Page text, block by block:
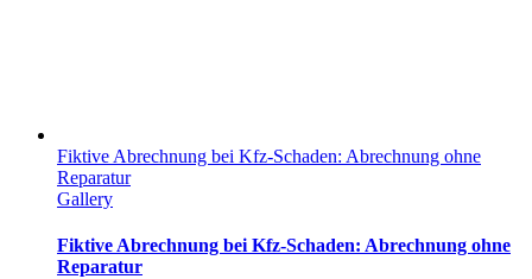
Fiktive Abrechnung bei Kfz-Schaden: Abrechnung ohne
Reparatur
Gallery
Fiktive Abrechnung bei Kfz-Schaden: Abrechnung ohne
Reparatur